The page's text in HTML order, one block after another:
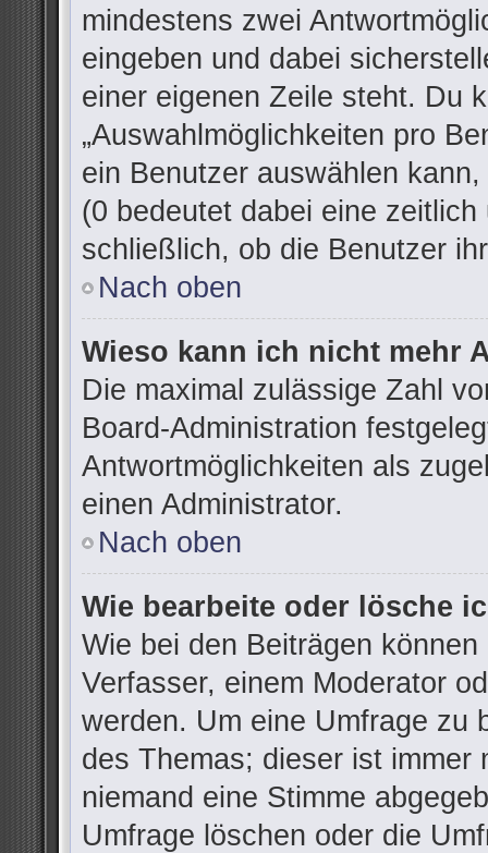
mindestens zwei
eingeben und dabei
einer eigenen Zeile steht. Du
„Auswahlmöglichkeiten pro
ein Benutzer auswählen
(0 bedeutet dabei eine
schließlich, ob die Benutzer
Nach oben
Wieso kann ich nicht mehr
Die maximal zulässige Zahl
Board-Administration
Antwortmöglichkeiten als
einen Administrator.
Nach oben
Wie bearbeite oder lösche
Wie bei den Beiträgen
Verfasser, einem Moderator
werden. Um eine Umfrage zu
des Themas; dieser ist immer
niemand eine Stimme
Umfrage löschen oder die